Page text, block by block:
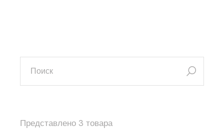
искать:
Представлено 3 товара